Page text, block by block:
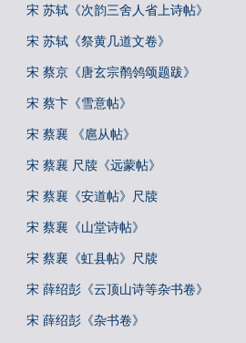
宋 苏轼《次韵三舍人省上诗帖》
宋 苏轼《祭黄几道文卷》
宋 蔡京《唐玄宗鹡鸰颂题跋》
宋 蔡卞《雪意帖》
宋 蔡襄 《扈从帖》
宋 蔡襄 尺牍《远蒙帖》
宋 蔡襄《安道帖》尺牍
宋 蔡襄《山堂诗帖》
宋 蔡襄《虹县帖》尺牍
宋 薛绍彭《云顶山诗等杂书卷》
宋 薛绍彭《杂书卷》